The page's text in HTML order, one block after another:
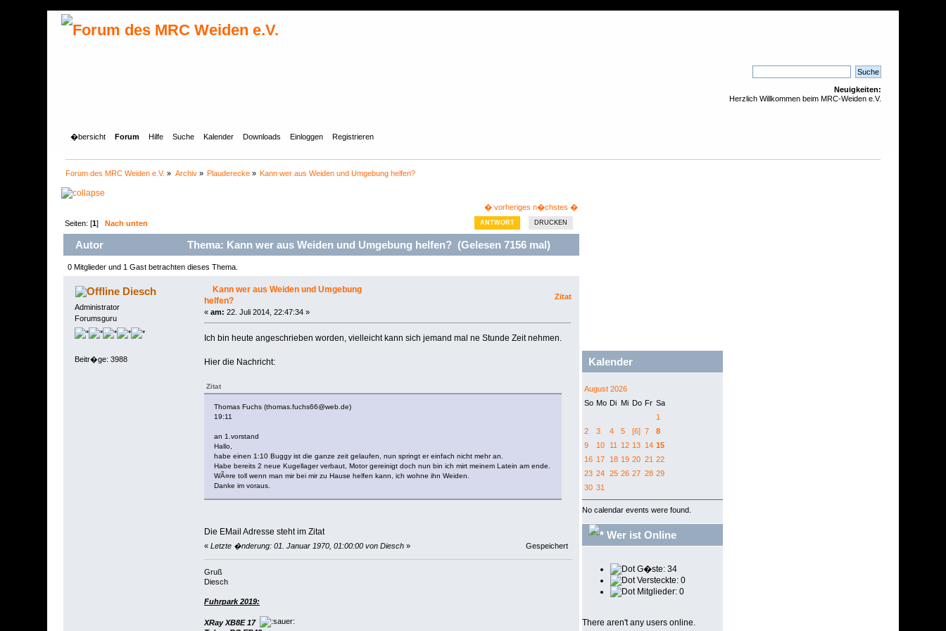
Neuigkeiten:
Herzlich Willkommen beim MRC-Weiden e.V.
�bersicht Forum Hilfe Suche Kalender Downloads Einloggen Registrieren
Forum des MRC Weiden e.V. » Archiv» Plauderecke » Kann wer aus Weiden und Umgebung helfen?
� vorheriges n�chstes �
ANTWORT DRUCKEN
Seiten: [1]Nach unten
Autor Thema: Kann wer aus Weiden und Umgebung helfen? (Gelesen 7156 mal)
0 Mitglieder und 1 Gast betrachten dieses Thema.
Diesch
Administrator
Forumsguru
Beitr�ge: 3988
Kann wer aus Weiden und Umgebung
helfen?
« am: 22. Juli 2014, 22:47:34 »
Zitat
Ich bin heute angeschrieben worden, vielleicht kann sich jemand mal ne Stunde Zeit nehmen.
Hier die Nachricht:
Zitat
Thomas Fuchs (thomas.fuchs66@web.de)
19:11
an 1.vorstand
Hallo,
habe einen 1:10 Buggy ist die ganze zeit gelaufen, nun springt er einfach nicht mehr an.
Habe bereits 2 neue Kugellager verbaut, Motor gereinigt doch nun bin ich mirt meinem Latein am ende.
WÃ¤re toll wenn man mir bei mir zu Hause helfen kann, ich wohne ihn Weiden.
Danke im voraus.
Die EMail Adresse steht im Zitat
« Letzte �nderung: 01. Januar 1970, 01:00:00 von Diesch» Gespeichert
Gruß
Diesch
Fuhrpark 2019:
XRay XB8E 17
Kalender
August 2026
So Mo Di Mi Do Fr Sa
1
2
3 4 5 [6] 7
8
9
10 11 12 13 14 15
16 17 18 19 20 21 22
23 24 25 26 27 28 29
30 31
No calendar events were found.
Wer ist Online
G�ste: 34
Versteckte: 0
Mitglieder: 0
There aren't any users online.